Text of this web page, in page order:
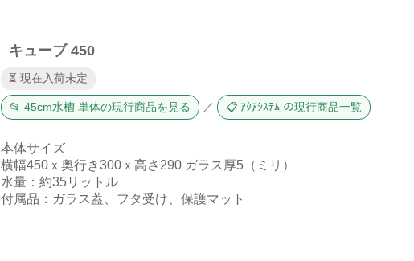
キューブ 450
⏳ 現在入荷未定
📂 45cm水槽 単体の現行商品を見る ／ 📋 ｱｸｱｼｽﾃﾑ の現行商品一覧
本体サイズ
横幅450ｘ奥行き300ｘ高さ290 ガラス厚5（ミリ）
水量：約35リットル
付属品：ガラス蓋、フタ受け、保護マット